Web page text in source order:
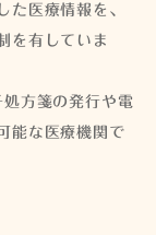
た医療情報を、
を有していま
方箋の発行や電
能な医療機関で